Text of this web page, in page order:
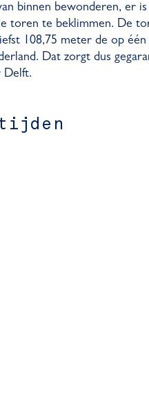
binnen bewonderen, er
toren te beklimmen. De
108,75 meter de op één
Dat zorgt dus
Delft.